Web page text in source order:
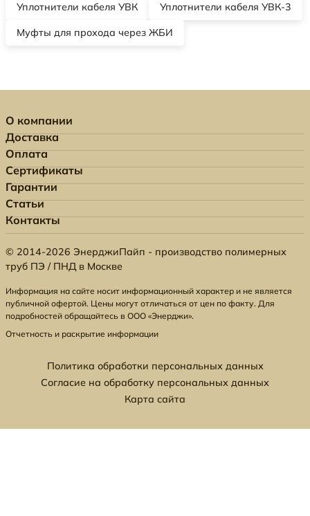
Уплотнители кабеля УВК Уплотнители кабеля УВК-3
Муфты для прохода через ЖБИ
О компании
Доставка
Оплата
Сертификаты
Гарантии
Статьи
Контакты
© 2014-2026 ЭнерджиПайп - производство полимерных
труб ПЭ / ПНД в Москве
Информация на сайте носит информационный характер и не является
публичной офертой. Цены могут отличаться от цен по факту. Для
подробностей обращайтесь в ООО «Энерджи».
Отчетность и раскрытие информации
Политика обработки персональных данных
Согласие на обработку персональных данных
Карта сайта